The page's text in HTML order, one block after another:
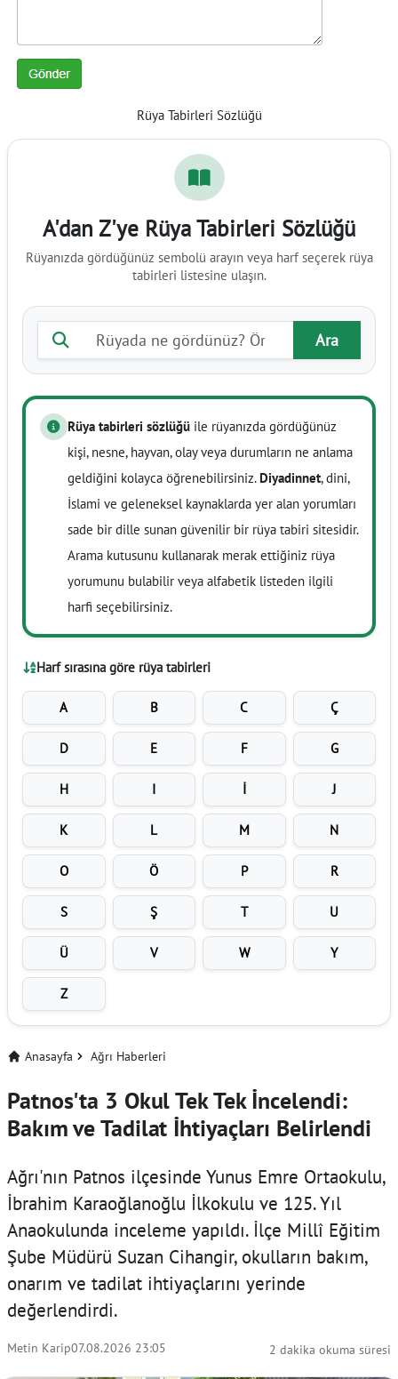
Rüya Tabirleri Sözlüğü
A'dan Z'ye Rüya Tabirleri Sözlüğü
Rüyanızda gördüğünüz sembolü arayın veya harf seçerek rüya
tabirleri listesine ulaşın.
Rüya tabiri ara
Ara
Rüya tabirleri sözlüğü ile rüyanızda gördüğünüz
kişi, nesne, hayvan, olay veya durumların ne anlama
geldiğini kolayca öğrenebilirsiniz. Diyadinnet, dini,
İslami ve geleneksel kaynaklarda yer alan yorumları
sade bir dille sunan güvenilir bir rüya tabiri sitesidir.
Arama kutusunu kullanarak merak ettiğiniz rüya
yorumunu bulabilir veya alfabetik listeden ilgili
harfi seçebilirsiniz.
Harf sırasına göre rüya tabirleri
A B C Ç
D E F G
H I İ J
K L M N
O Ö P R
S Ş T U
Ü V W Y
Z
Anasayfa Ağrı Haberleri
Patnos'ta 3 Okul Tek Tek İncelendi:
Bakım ve Tadilat İhtiyaçları Belirlendi
Ağrı'nın Patnos ilçesinde Yunus Emre Ortaokulu,
İbrahim Karaoğlanoğlu İlkokulu ve 125. Yıl
Anaokulunda inceleme yapıldı. İlçe Millî Eğitim
Şube Müdürü Suzan Cihangir, okulların bakım,
onarım ve tadilat ihtiyaçlarını yerinde
değerlendirdi.
Metin Karip07.08.2026 23:05 2 dakika okuma süresi